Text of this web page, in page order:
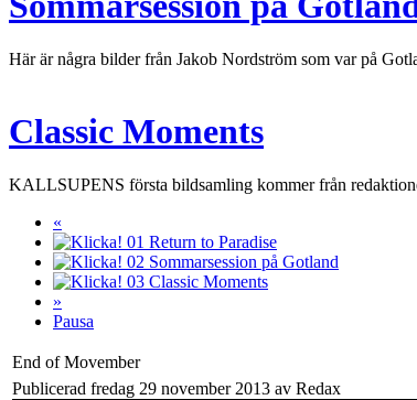
Här är några bilder från Jakob Nordström som var på
Classic Moments
KALLSUPENS första bildsamling kommer från
«
01 Return to Paradise
02 Sommarsession på Gotland
03 Classic Moments
»
Pausa
End of Movember
Publicerad fredag 29 november 2013 av Redax